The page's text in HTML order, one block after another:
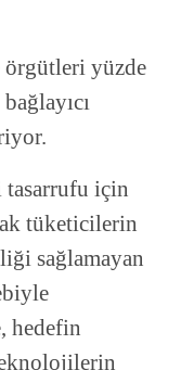
örgütleri yüzde
tasarrufu için
tüketicilerin
sağlamayan
hedefin